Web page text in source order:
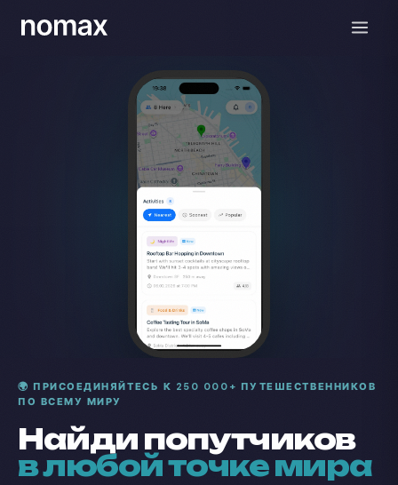
🌍 ПРИСОЕДИНЯЙТЕСЬ К 250 000+ ПУТЕШЕСТВЕННИКОВ
ПО ВСЕМУ МИРУ
Найди попутчиков
в любой точке мира